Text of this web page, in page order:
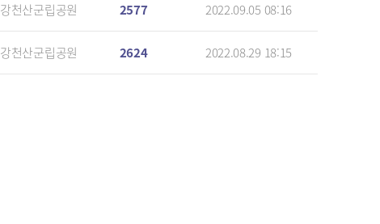
강천산군립공원 2577 2022.09.05 08:16
강천산군립공원 2624 2022.08.29 18:15